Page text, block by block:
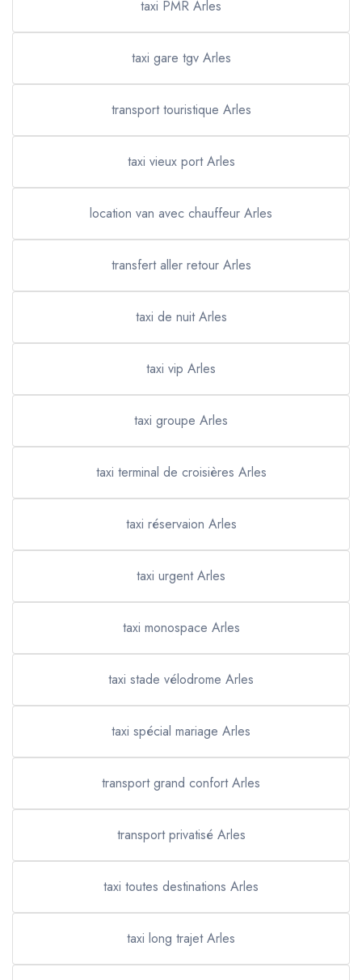
taxi PMR Arles
taxi gare tgv Arles
transport touristique Arles
taxi vieux port Arles
location van avec chauffeur Arles
transfert aller retour Arles
taxi de nuit Arles
taxi vip Arles
taxi groupe Arles
taxi terminal de croisières Arles
taxi réservaion Arles
taxi urgent Arles
taxi monospace Arles
taxi stade vélodrome Arles
taxi spécial mariage Arles
transport grand confort Arles
transport privatisé Arles
taxi toutes destinations Arles
taxi long trajet Arles